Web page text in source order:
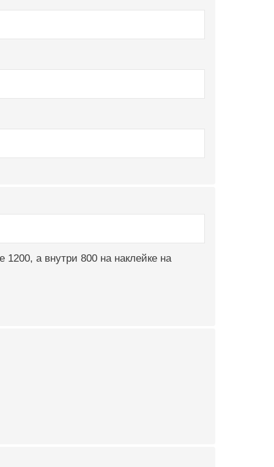
1200, а внутри 800 на наклейке на